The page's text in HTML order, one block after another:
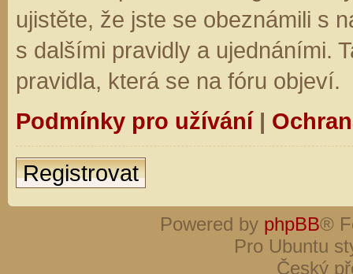
ujistěte, že jste se obeznámili s
s dalšími pravidly a ujednáními.
pravidla, která se na fóru objeví.
Podmínky pro užívání|
Registrovat
Powered by phpBB®
Pro Ubuntu
Český